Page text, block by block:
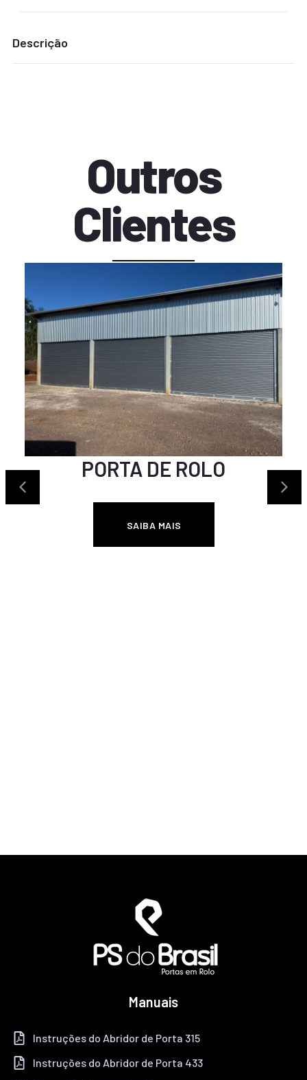
Descrição
Outros
Clientes
PORTA DE ROLO
SAIBA MAIS
Manuais
Instruções do Abridor de Porta 315
Instruções do Abridor de Porta 433